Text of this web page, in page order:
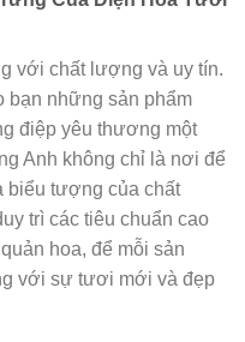
với chất lượng và uy tín.
bạn những sản phẩm
điệp yêu thương một
Anh không chỉ là nơi để
biểu tượng của chất
trì các tiêu chuẩn cao
hoa, để mỗi sản
với sự tươi mới và đẹp